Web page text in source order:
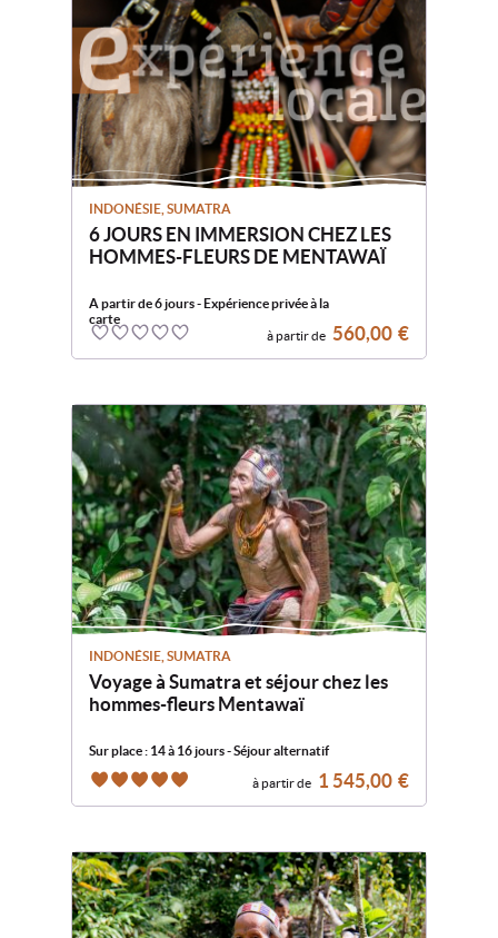
Peut-on encore voyager
sereinement aujourd’hui ?
CONTACTEZ-NOUS
INDONÉSIE, SUMATRA
6 JOURS EN IMMERSION CHEZ LES
HOMMES-FLEURS DE MENTAWAÏ
A partir de 6 jours - Expérience privée à la
carte
à partir de 560,00 €
0
INDONÉSIE, SUMATRA
Voyage à Sumatra et séjour chez les
hommes-fleurs Mentawaï
Sur place : 14 à 16 jours - Séjour alternatif
à partir de 1 545,00 €
5